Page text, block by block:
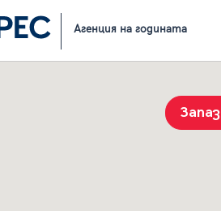
Агенция на годината
Резултати от търсене